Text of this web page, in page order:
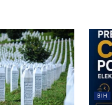
BIH